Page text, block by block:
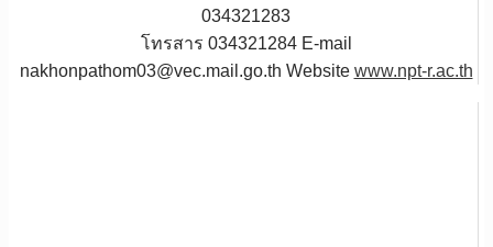
034321283
โทรสาร 034321284 E-mail
nakhonpathom03@vec.mail.go.th Website www.npt-r.ac.th